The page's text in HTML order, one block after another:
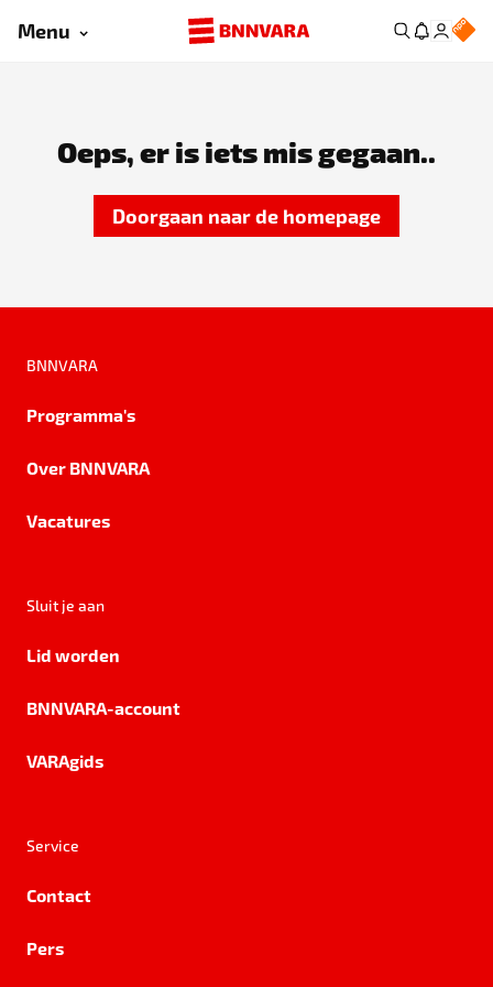
Menu
Oeps, er is iets mis gegaan..
Doorgaan naar de homepage
BNNVARA
Programma's
Over BNNVARA
Vacatures
Sluit je aan
Lid worden
BNNVARA-account
VARAgids
Service
Contact
Pers